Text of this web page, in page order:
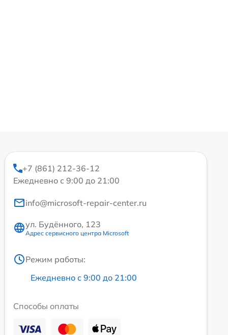
+7 (861) 212-36-12
Ежедневно с 9:00 до 21:00
info@microsoft-repair-center.ru
ул. Будённого, 123
Адрес сервисного центра Microsoft
Режим работы:
Ежедневно с 9:00 до 21:00
Способы оплаты